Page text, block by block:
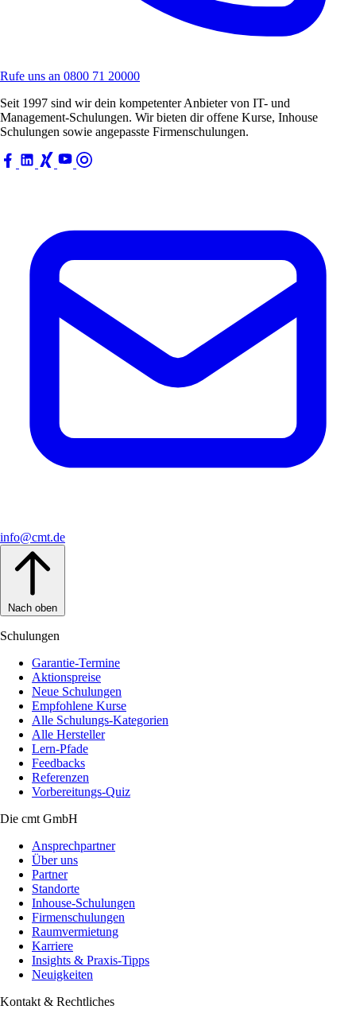
Rufe uns an 0800 71 20000
Seit 1997 sind wir dein kompetenter Anbieter von IT- und
Management-Schulungen. Wir bieten dir offene Kurse, Inhouse
Schulungen sowie angepasste Firmenschulungen.
info@cmt.de
Nach oben
Schulungen
Garantie-Termine
Aktionspreise
Neue Schulungen
Empfohlene Kurse
Alle Schulungs-Kategorien
Alle Hersteller
Lern-Pfade
Feedbacks
Referenzen
Vorbereitungs-Quiz
Die cmt GmbH
Ansprechpartner
Über uns
Partner
Standorte
Inhouse-Schulungen
Firmenschulungen
Raumvermietung
Karriere
Insights & Praxis-Tipps
Neuigkeiten
Kontakt & Rechtliches